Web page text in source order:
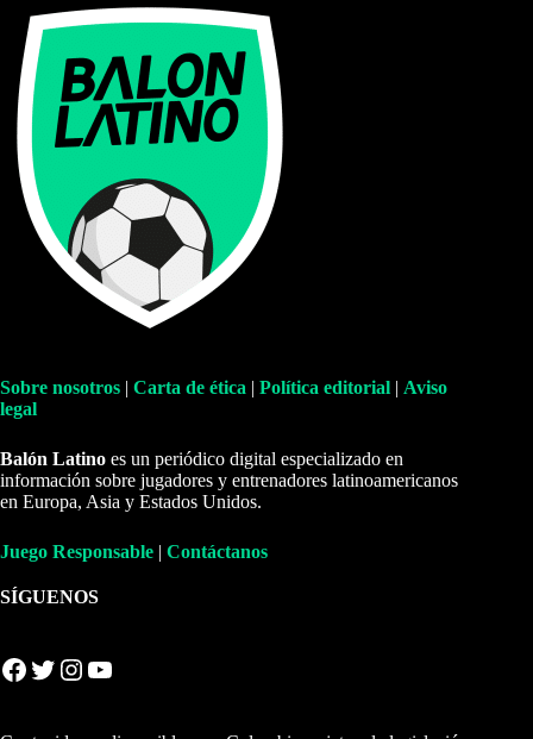
Sobre nosotros | Carta de ética | Política editorial | Aviso
legal
Balón Latino es un periódico digital especializado en
información sobre jugadores y entrenadores latinoamericanos
en Europa, Asia y Estados Unidos.
Juego Responsable | Contáctanos
SÍGUENOS
Facebook Twitter Instagram YouTube